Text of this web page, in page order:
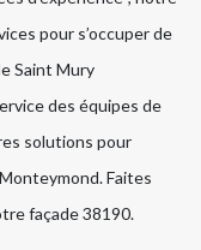
pour s’occuper de
Saint Mury
des équipes de
solutions pour
Faites
façade 38190.